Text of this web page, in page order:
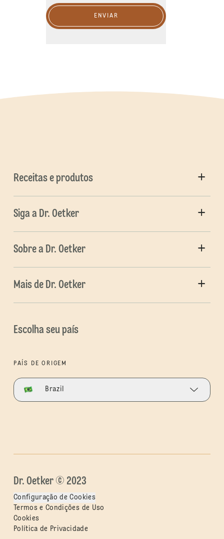
ENVIAR
Receitas e produtos
Siga a Dr. Oetker
Sobre a Dr. Oetker
Mais de Dr. Oetker
Escolha seu país
PAÍS DE ORIGEM
Brazil
Dr. Oetker © 2023
Configuração de Cookies
Termos e Condições de Uso
Cookies
Política de Privacidade